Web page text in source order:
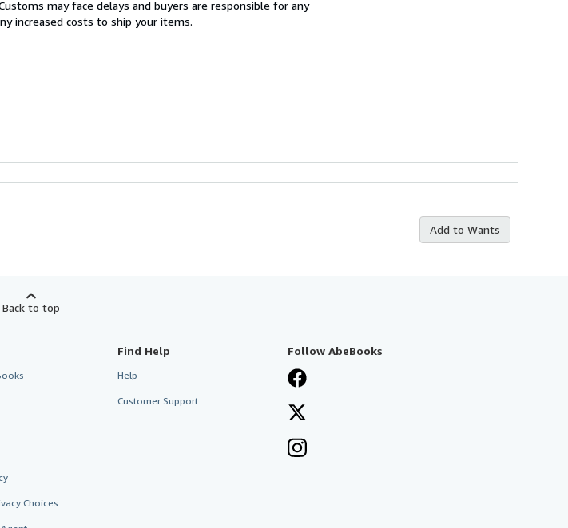
may face delays and buyers are responsible for any
increased costs to ship your items.
Add to Wants
Back to top
Choices
Find Help
Help
Customer Support
Follow AbeBooks